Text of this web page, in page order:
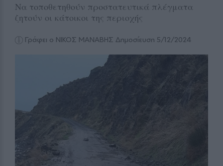
Να τοποθετηθούν προστατευτικά πλέγματα
ζητούν οι κάτοικοι της περιοχής
Γράφει ο ΝΙΚΟΣ ΜΑΝΑΒΗΣ Δημοσίευση 5/12/2024